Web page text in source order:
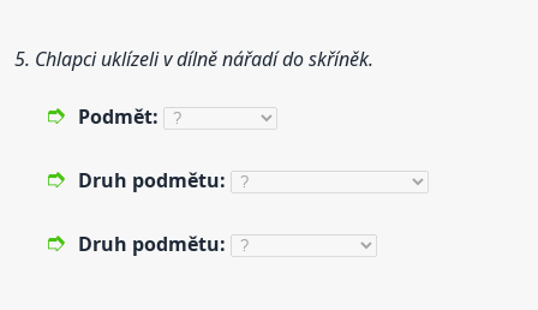
5. Chlapci uklízeli v dílně nářadí do skříněk.
Podmět:
Druh podmětu:
Druh podmětu: